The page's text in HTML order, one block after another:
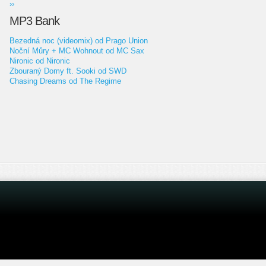
››
MP3 Bank
Bezedná noc (videomix) od Prago Union
Noční Můry + MC Wohnout od MC Sax
Nironic od Nironic
Zbouraný Domy ft. Sooki od SWD
Chasing Dreams od The Regime